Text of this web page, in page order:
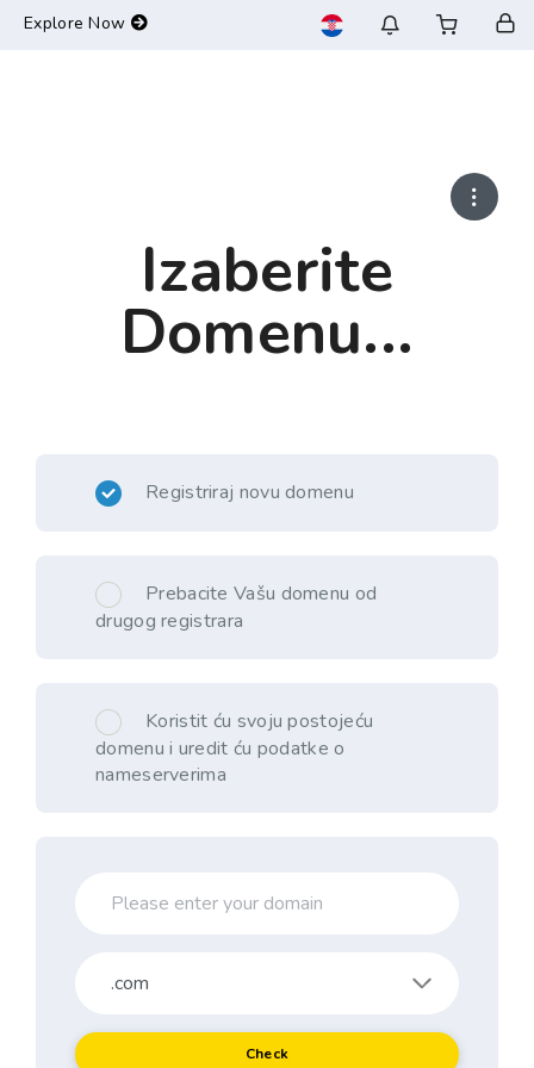
Explore Now
Izaberite
Domenu...
Registriraj novu domenu
Prebacite Vašu domenu od
drugog registrara
Koristit ću svoju postojeću
domenu i uredit ću podatke o
nameserverima
Check